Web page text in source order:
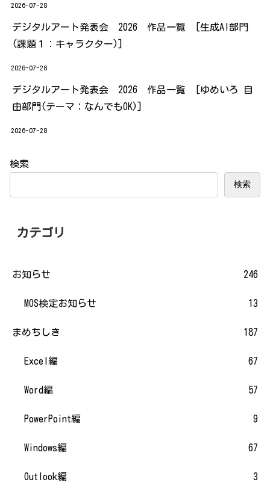
2026-07-28
デジタルアート発表会 2026 作品一覧 [生成AI部門
(課題１：キャラクター)]
2026-07-28
デジタルアート発表会 2026 作品一覧 [ゆめいろ 自
由部門(テーマ：なんでもOK)]
2026-07-28
検索
検索
カテゴリ
お知らせ 246
MOS検定お知らせ 13
まめちしき 187
Excel編 67
Word編 57
PowerPoint編 9
Windows編 67
Outlook編 3